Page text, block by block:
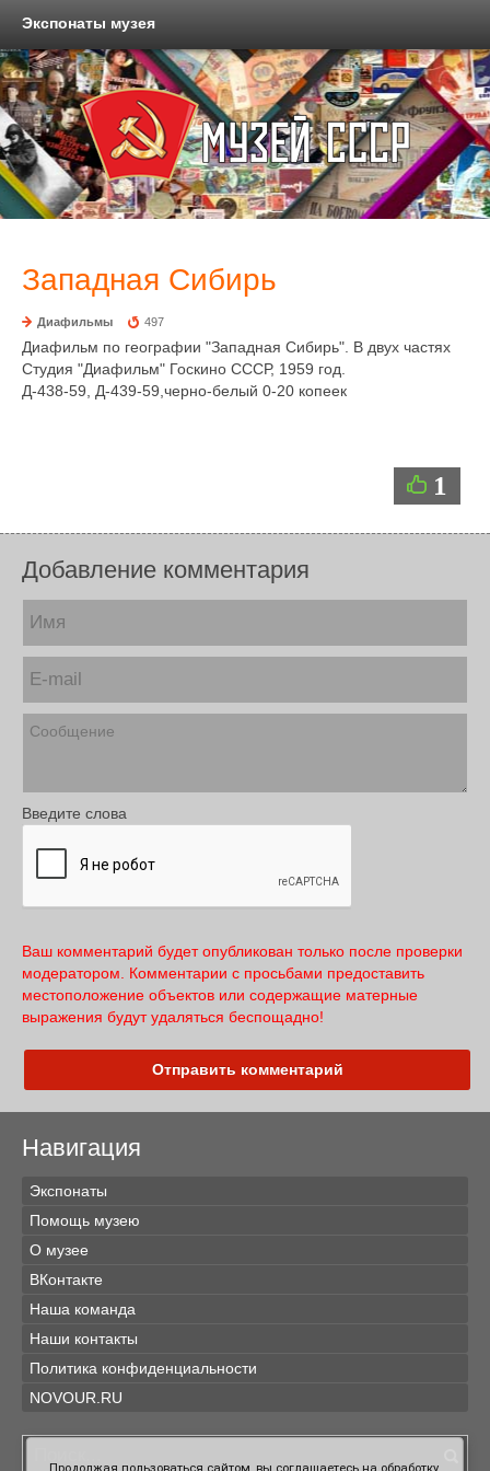
Экспонаты музея
Западная Сибирь
Диафильмы 497
Диафильм по географии "Западная Сибирь". В двух частях
Студия "Диафильм" Госкино СССР, 1959 год.
Д-438-59, Д-439-59,черно-белый 0-20 копеек
1
Добавление комментария
Введите слова
Ваш комментарий будет опубликован только после проверки
модератором. Комментарии с просьбами предоставить
местоположение объектов или содержащие матерные
выражения будут удаляться беспощадно!
Отправить комментарий
Навигация
Экспонаты
Помощь музею
О музее
ВКонтакте
Наша команда
Наши контакты
Политика конфиденциальности
NOVOUR.RU